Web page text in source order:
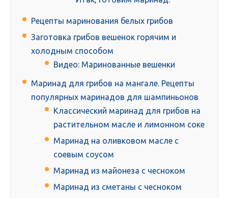
Рецепты маринования белых грибов
Заготовка грибов вешенок горячим и
холодным способом
Видео: Маринованные вешенки
Маринад для грибов на мангале. Рецепты
популярных маринадов для шампиньонов
Классический маринад для грибов на
растительном масле и лимонном соке
Маринад на оливковом масле с
соевым соусом
Маринад из майонеза с чесноком
Маринад из сметаны с чесноком